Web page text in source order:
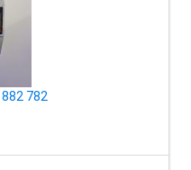
882 782